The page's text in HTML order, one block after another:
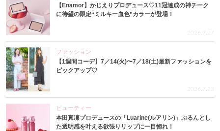
【Enamor】かじえりプロデュース♡11冠達成の神チーク
に待望の限定“ミルキー血色”カラーが登場！
2026.7.27
ファッション
【1週間コーデ】7／14(火)〜7／18(土)最新ファッションを
ピックアップ♡
2026.7.23
ビューティー
本田真凜プロデュースの「Luarine(ルアリン)」ぷるんとし
た透明感を叶える欲張りリップに一目惚れ！